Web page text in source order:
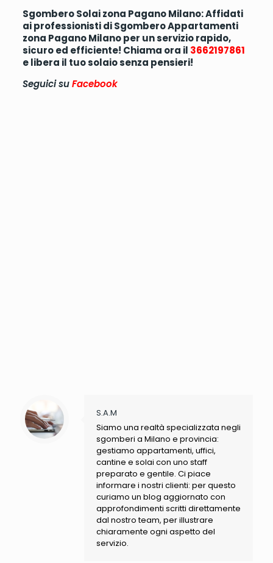
Sgombero Solai zona Pagano Milano: Affidati
ai professionisti di Sgombero Appartamenti
zona Pagano Milano per un servizio rapido,
sicuro ed efficiente! Chiama ora il 3662197861
e libera il tuo solaio senza pensieri!
Seguici suFacebook
S.A.M
Siamo una realtà specializzata negli
sgomberi a Milano e provincia:
gestiamo appartamenti, uffici,
cantine e solai con uno staff
preparato e gentile. Ci piace
informare i nostri clienti: per questo
curiamo un blog aggiornato con
approfondimenti scritti direttamente
dal nostro team, per illustrare
chiaramente ogni aspetto del
servizio.